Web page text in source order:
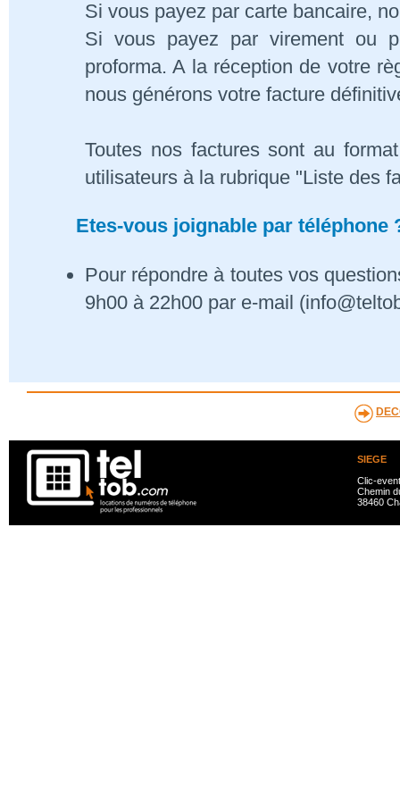
Si vous payez par carte bancaire,
Si vous payez par virement ou
proforma. A la réception de votre
nous générons votre facture
Toutes nos factures sont au
utilisateurs à la rubrique "Liste des
Etes-vous joignable par téléphone
Pour répondre à toutes vos
9h00 à 22h00 par e-mail
SIEGE
Clic-
Chemin
38460